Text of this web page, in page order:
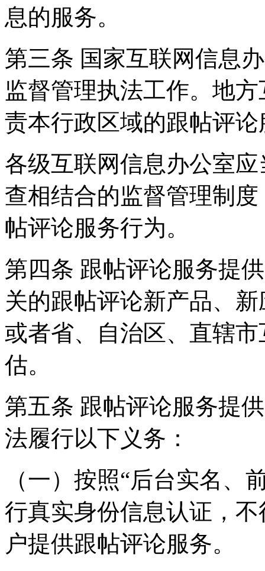
息的服务。
第三条 国家互联网信息
监督管理执法工作。地
责本行政区域的跟帖评
各级互联网信息办公室
查相结合的监督管理制
帖评论服务行为。
第四条 跟帖评论服务提
关的跟帖评论新产品、
或者省、自治区、直辖
估。
第五条 跟帖评论服务提
法履行以下义务：
（一）按照“后台实名、
行真实身份信息认证，
户提供跟帖评论服务。